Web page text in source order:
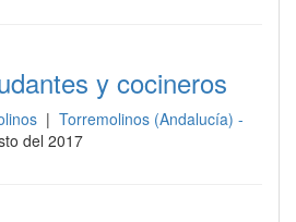
y cocineros
| Torremolinos (Andalucía) -
del 2017